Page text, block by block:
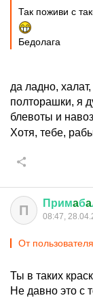
Так поживи с
Бедолага
да ладно,
полторашки, я
блевоты и
Хотя, тебе,
П Примaбa
08:47,
От пользователя
Ты в таких
Не давно это с